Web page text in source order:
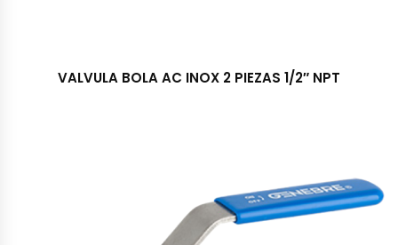
VALVULA BOLA AC INOX 2 PIEZAS 1/2″ NPT